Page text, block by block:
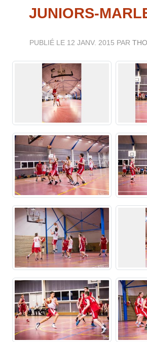
JUNIORS-
PUBLIÉ LE 12 JANV. 2015 PAR